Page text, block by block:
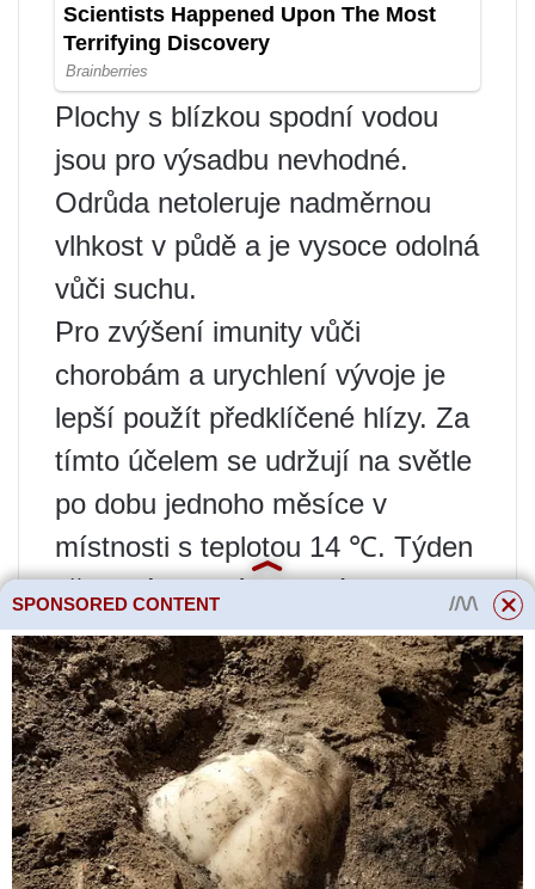
Plochy s blízkou spodní vodou
jsou pro výsadbu nevhodné.
Odrůda netoleruje nadměrnou
vlhkost v půdě a je vysoce odolná
vůči suchu.
Pro zvýšení imunity vůči
chorobám a urychlení vývoje je
lepší použít předklíčené hlízy. Za
tímto účelem se udržují na světle
po dobu jednoho měsíce v
místnosti s teplotou 14 ℃. Týden
před plánovaným termínem
výsadby postříkejte vodou nebo
slabým roztokem vermikompostu
a přikryjte igelitem. Tato technika
podporuje tvorbu kořenů na
výhoncích a zajišťuje rychlé a
přátelské výhonky.
SPONSORED CONTENT